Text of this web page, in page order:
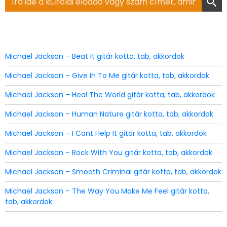
for:
Michael Jackson – Beat It gitár kotta, tab, akkordok
Michael Jackson – Give In To Me gitár kotta, tab, akkordok
Michael Jackson – Heal The World gitár kotta, tab, akkordok
Michael Jackson – Human Nature gitár kotta, tab, akkordok
Michael Jackson – I Cant Help It gitár kotta, tab, akkordok
Michael Jackson – Rock With You gitár kotta, tab, akkordok
Michael Jackson – Smooth Criminal gitár kotta, tab, akkordok
Michael Jackson – The Way You Make Me Feel gitár kotta,
tab, akkordok